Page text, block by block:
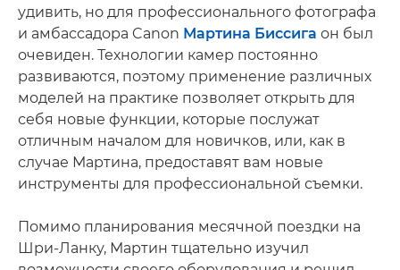
удивить, но для профессионального фотографа
и амбассадора Canon Мартина Биссига он был
очевиден. Технологии камер постоянно
развиваются, поэтому применение различных
моделей на практике позволяет открыть для
себя новые функции, которые послужат
отличным началом для новичков, или, как в
случае Мартина, предоставят вам новые
инструменты для профессиональной съемки.
Помимо планирования месячной поездки на
Шри-Ланку, Мартин тщательно изучил